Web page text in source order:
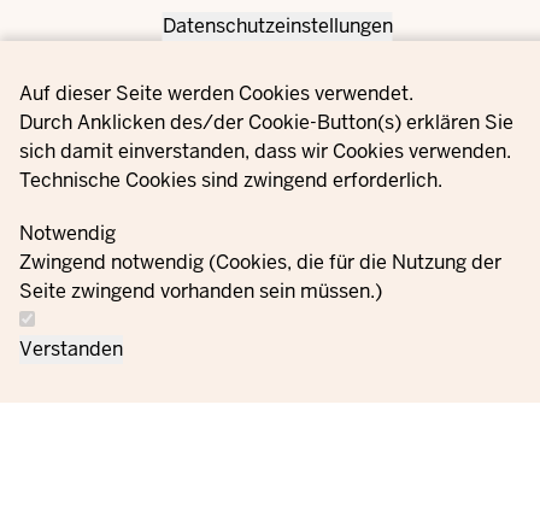
Privacy settings
Datenschutzeinstellungen
Auf dieser Seite werden Cookies verwendet.
Durch Anklicken des/der Cookie-Button(s) erklären Sie
sich damit einverstanden, dass wir Cookies verwenden.
Technische Cookies sind zwingend erforderlich.
Notwendig
Zwingend notwendig (Cookies, die für die Nutzung der
Seite zwingend vorhanden sein müssen.)
Verstanden